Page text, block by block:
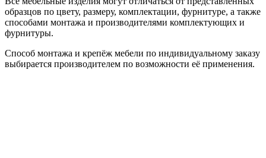
образцов по цвету, размеру, комплектации, фурнитуре, а также
способами монтажа и производителями комплектующих и
фурнитуры.
Способ монтажа и крепёж мебели по индивидуальному заказу
выбирается производителем по возможности её применения.